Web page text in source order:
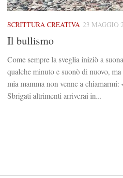
SCRITTURA CREATIVA 23 MAGGIO
Il bullismo
Come sempre la sveglia iniziò a
qualche minuto e suonò di nuovo,
mia mamma non venne a
Sbrigati altrimenti arriverai in...